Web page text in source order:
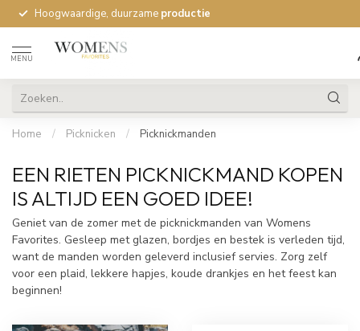
Hoogwaardige, duurzame productie
MENU
Home / Picknicken / Picknickmanden
EEN RIETEN PICKNICKMAND KOPEN
IS ALTIJD EEN GOED IDEE!
Geniet van de zomer met de picknickmanden van Womens
Favorites. Gesleep met glazen, bordjes en bestek is verleden tijd,
want de manden worden geleverd inclusief servies. Zorg zelf
voor een plaid, lekkere hapjes, koude drankjes en het feest kan
beginnen!